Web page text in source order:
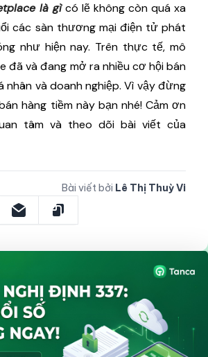
là gìcó lẽ không còn quá xa
các sàn thương mại điện tử phát
như hiện nay. Trên thực tế, mô
đã và đang mở ra nhiều cơ hội bán
nhân và doanh nghiệp. Vì vậy đừng
hàng tiềm này bạn nhé! Cảm ơn
tâm và theo dõi bài viết của
Bài viết bởi Lê Thị Thuỳ Vi